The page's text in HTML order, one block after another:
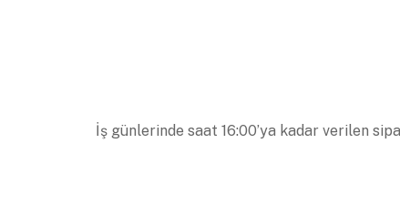
İş günlerinde saat 16:00’ya kadar verilen